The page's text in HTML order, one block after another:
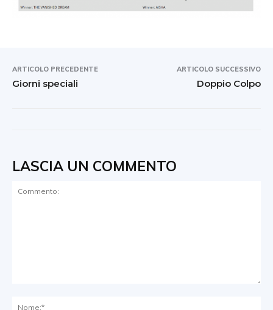
ARTICOLO PRECEDENTE
Giorni speciali
ARTICOLO SUCCESSIVO
Doppio Colpo
LASCIA UN COMMENTO